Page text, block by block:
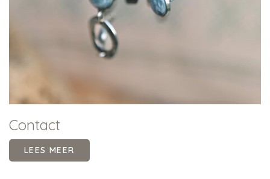
Contact
LEES MEER